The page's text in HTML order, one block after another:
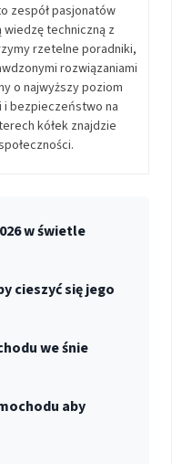
zespół pasjonatów
techniczną z
rzetelne poradniki,
rozwiązaniami
o najwyższy poziom
i bezpieczeństwo na
kółek znajdzie
w świetle
cieszyć się jego
we śnie
aby